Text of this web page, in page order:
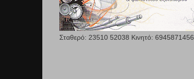
Σταθερό: 23510 52038 Κινητό: 6945871456